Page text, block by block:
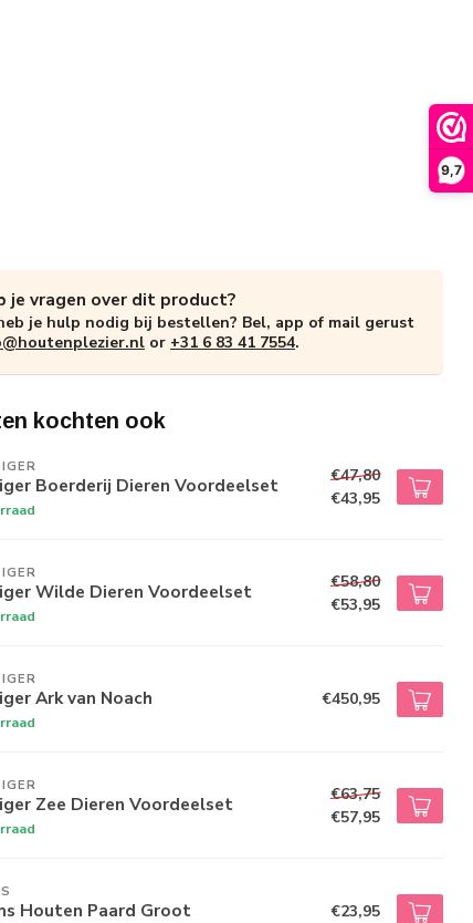
9,7
je vragen over dit product?
je hulp nodig bij bestellen? Bel, app of mail gerust
or +31 6 83 41 7554.
kochten ook
Boerderij Dieren Voordeelset
€47,80
€43,95
Wilde Dieren Voordeelset
€58,80
€53,95
Ark van Noach €450,95
Zee Dieren Voordeelset
€63,75
€57,95
Houten Paard Groot €23,95